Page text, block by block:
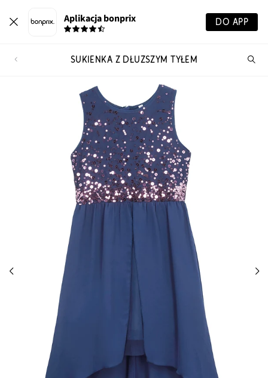
Aplikacja bonprix DO APP
SUKIENKA Z DŁUŻSZYM TYŁEM